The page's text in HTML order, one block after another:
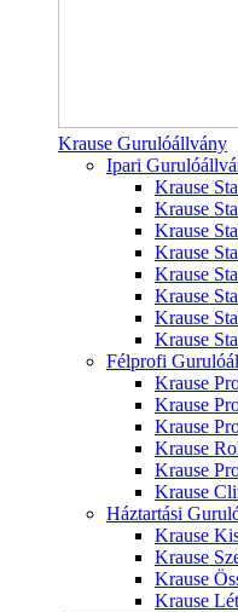
Krause Gurulóállvány
Ipari
Krause
Krause
Krause
Krause
Krause
Krause
Krause
Krause
Félprofi
Krause
Krause
Krause
Krause
Krause
Krause
Háztartási
Krause
Krause
Krause
Krause